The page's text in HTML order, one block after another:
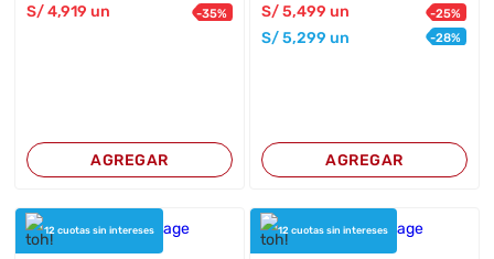
S/4,919 un -35%
AGREGAR
S/5,499 un -25%
S/5,299 un -28%
AGREGAR
12 cuotas sin intereses 12 cuotas sin intereses